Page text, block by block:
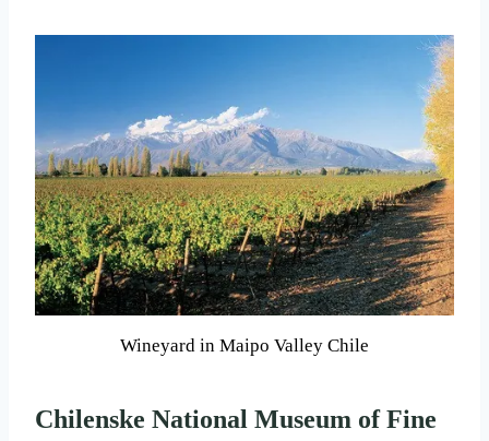
Wineyard in Maipo Valley Chile
Chilenske National Museum of Fine